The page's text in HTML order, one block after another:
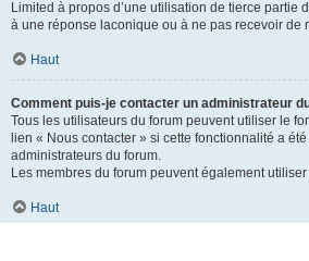
Limited à propos d’une utilisation de tierce partie
à une réponse laconique ou à ne pas recevoir de
Haut
Comment puis-je contacter un administrateur
Tous les utilisateurs du forum peuvent utiliser le
lien « Nous contacter » si cette fonctionnalité a
administrateurs du forum.
Les membres du forum peuvent également
Haut